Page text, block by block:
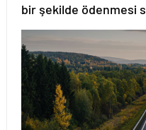
bir şekilde ödenmesi